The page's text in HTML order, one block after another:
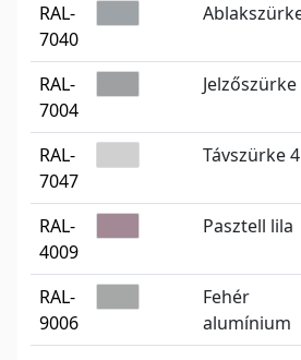
RAL-
7040
RAL-
7004
Jelzőszürke
RAL-
7047
Távszürke 4
RAL-
4009
Pasztell lila
RAL-
9006
Fehér
alumínium